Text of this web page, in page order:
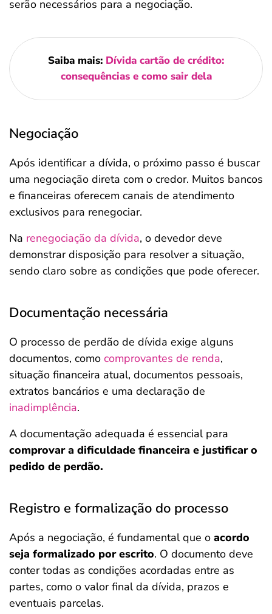
serão necessários para a negociação.
Saiba mais: Dívida cartão de crédito:
consequências e como sair dela
Negociação
Após identificar a dívida, o próximo passo é buscar
uma negociação direta com o credor. Muitos bancos
e financeiras oferecem canais de atendimento
exclusivos para renegociar.
Na renegociação da dívida, o devedor deve
demonstrar disposição para resolver a situação,
sendo claro sobre as condições que pode oferecer.
Documentação necessária
O processo de perdão de dívida exige alguns
documentos, como comprovantes de renda,
situação financeira atual, documentos pessoais,
extratos bancários e uma declaração de
inadimplência.
A documentação adequada é essencial para
comprovar a dificuldade financeira e justificar o
pedido de perdão.
Registro e formalização do processo
Após a negociação, é fundamental que o acordo
seja formalizado por escrito. O documento deve
conter todas as condições acordadas entre as
partes, como o valor final da dívida, prazos e
eventuais parcelas.